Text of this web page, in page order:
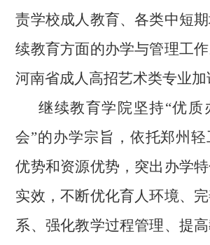
责学校成人教育、各类中短
续教育方面的办学与管理工
河南省成人高招艺术类专业加
继续教育学院坚持“优质
会”的办学宗旨，依托郑州
优势和资源优势，突出办学
实效，不断优化育人环境、
系、强化教学过程管理、提